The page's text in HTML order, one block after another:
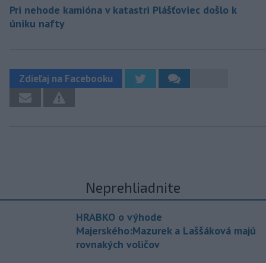
Pri nehode kamióna v katastri Plášťoviec došlo k
úniku nafty
Zdieľaj na Facebooku
Neprehliadnite
HRABKO o výhode
Majerského:Mazurek a Laššáková majú
rovnakých voličov